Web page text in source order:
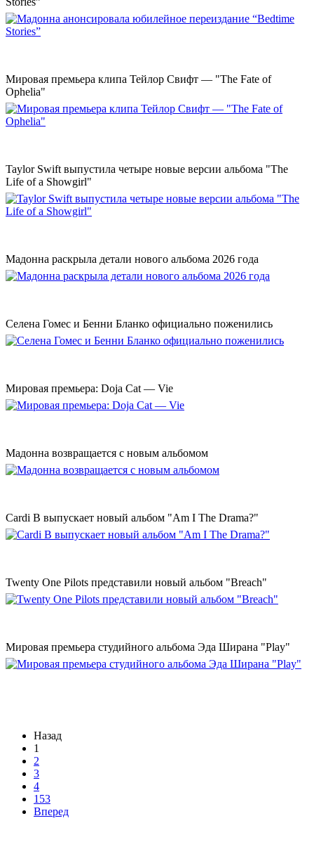
Мировая премьера клипа Тейлор Свифт — "The Fate of
Ophelia"
Taylor Swift выпустила четыре новые версии альбома "The
Life of a Showgirl"
Мадонна раскрыла детали нового альбома 2026 года
Селена Гомес и Бенни Бланко официально поженились
Мировая премьера: Doja Cat — Vie
Мадонна возвращается с новым альбомом
Cardi B выпускает новый альбом "Am I The Drama?"
Twenty One Pilots представили новый альбом "Breach"
Мировая премьера студийного альбома Эда Ширана "Play"
Назад
1
2
3
4
153
Вперед